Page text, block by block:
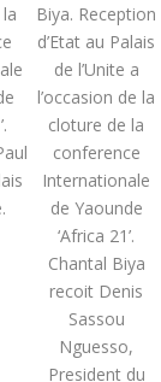
Biya. Reception
d’Etat au Palais
de l’Unite a
l’occasion de la
cloture de la
conference
Internationale
de Yaounde
‘Africa 21’.
Chantal Biya
recoit Denis
Sassou
Nguesso,
President du